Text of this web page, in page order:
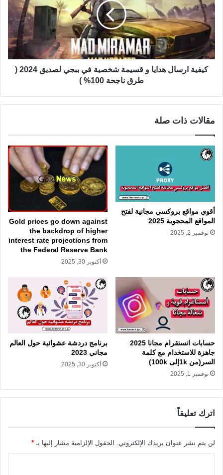
كيفية ارسال هدايا و قسيمة شخصية في ببجي لصديق 2024 (
طرق ناجحة 100% )
مقالات ذات صلة
أقوي مواقع بروكسي مجانية لفتح
المواقع المحجوبة 2025
نوفمبر 2, 2025
Gold prices go down against
the backdrop of higher
interest rate projections from
the Federal Reserve Bank
أكتوبر 30, 2025
حسابات انستقرام مجانا 2025
جاهزة للاستخدام مع كلمة
السر(من 1kإلى 100k)
نوفمبر 1, 2025
برنامج دردشة عشوائية حول العالم
مجاني 2023
أكتوبر 30, 2025
اترك تعليقاً
لن يتم نشر عنوان بريدك الإلكتروني. الحقول الإلزامية مشار إليها بـ *